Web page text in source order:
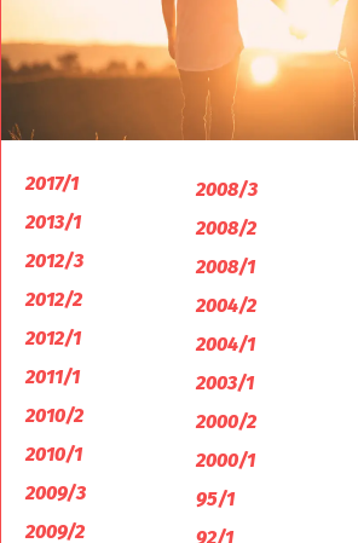
2017/1
2013/1
2012/3
2012/2
2012/1
2011/1
2010/2
2010/1
2009/3
2009/2
2008/3
2008/2
2008/1
2004/2
2004/1
2003/1
2000/2
2000/1
95/1
92/1